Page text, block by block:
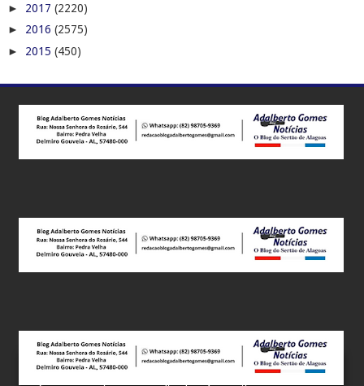
Este site utiliza cookies para melhorar sua experiência e
► 2017 (2220)
► 2016 (2575)
► 2015 (450)